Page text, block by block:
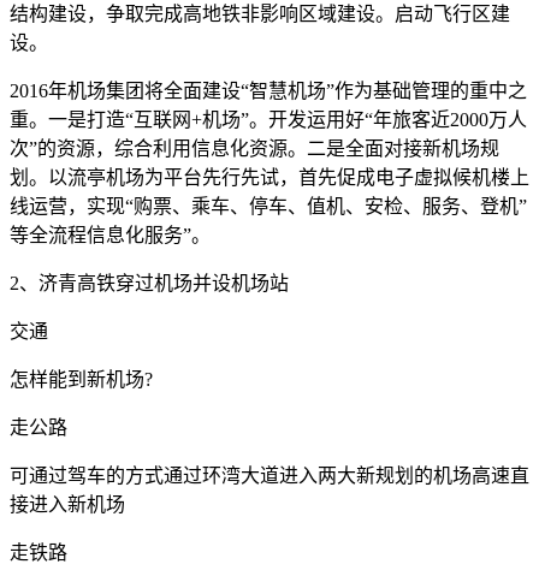
结构建设，争取完成高地铁非影响区域建设。启动飞行区建
设。
2016年机场集团将全面建设“智慧机场”作为基础管理的重中之
重。一是打造“互联网+机场”。开发运用好“年旅客近2000万人
次”的资源，综合利用信息化资源。二是全面对接新机场规
划。以流亭机场为平台先行先试，首先促成电子虚拟候机楼上
线运营，实现“购票、乘车、停车、值机、安检、服务、登机”
等全流程信息化服务”。
2、济青高铁穿过机场并设机场站
交通
怎样能到新机场?
走公路
可通过驾车的方式通过环湾大道进入两大新规划的机场高速直
接进入新机场
走铁路